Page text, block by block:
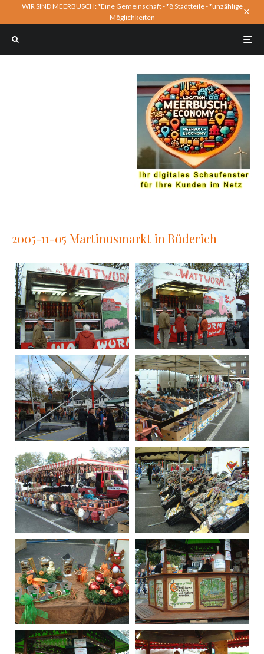
WIR SIND MEERBUSCH: *Eine Gemeinschaft - *8 Stadtteile - *unzählige
Möglichkeiten
2005-11-05 Martinusmarkt in Büderich